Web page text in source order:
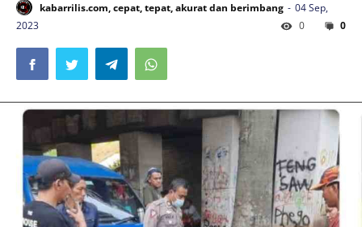
kabarrilis.com, cepat, tepat, akurat dan berimbang
04 Sep,
2023
0
0